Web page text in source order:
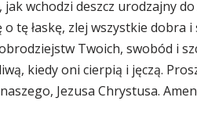
jak wchodzi deszcz urodzajny
tę łaskę, zlej wszystkie dobra i
Twoich, swobód i
kiedy oni cierpią i jęczą.
Jezusa Chrystusa.